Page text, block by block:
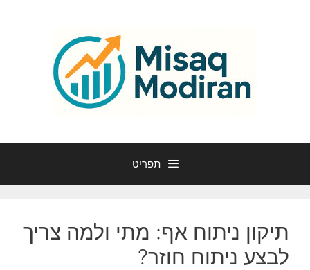
תפריט
תיקון ניתוח אף: מתי ולמה צריך
לבצע ניתוח חוזר?